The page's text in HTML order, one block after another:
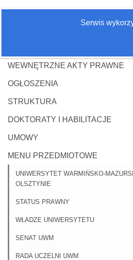
Serwis
WEWNĘTRZNE AKTY PRAWNE
OGŁOSZENIA
STRUKTURA
DOKTORATY I HABILITACJE
UMOWY
MENU PRZEDMIOTOWE
UNIWERSYTET WARMIŃSKO-
OLSZTYNIE
STATUS PRAWNY
WŁADZE UNIWERSYTETU
SENAT UWM
RADA UCZELNI UWM